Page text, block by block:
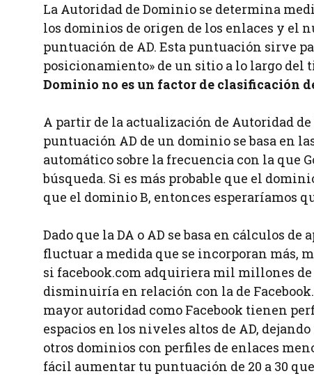
La Autoridad de Dominio se determina
los dominios de origen de los enlaces y el
puntuación de AD. Esta puntuación sirve
posicionamiento» de un sitio a lo largo del
Dominio no es un factor de clasificación
A partir de la actualización de Autoridad
puntuación AD de un dominio se basa en
automático sobre la frecuencia con la que
búsqueda. Si es más probable que el
que el dominio B, entonces esperaríamos
Dado que la DA o AD se basa en cálculos
fluctuar a medida que se incorporan más,
si facebook.com adquiriera mil millones de
disminuiría en relación con la de
mayor autoridad como Facebook tienen
espacios en los niveles altos de AD,
otros dominios con perfiles de enlaces
fácil aumentar tu puntuación de 20 a 30 que